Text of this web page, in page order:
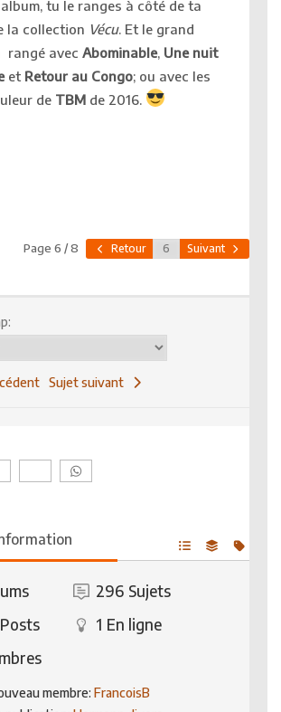
tu le ranges à côté de ta
la collection Vécu. Et le grand
rangé avec Abominable, Une nuit
et Retour au Congo; ou avec les
de TBM de 2016.
Page 6 / 8 Retour Suivant
Sujet suivant
296 Sujets
Posts 1 En ligne
membre: FrancoisB